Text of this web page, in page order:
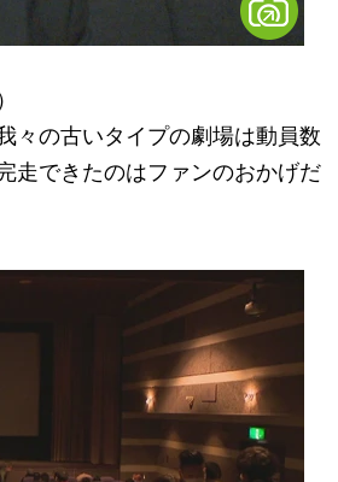
々の古いタイプの劇場は動員数
走できたのはファンのおかげだ